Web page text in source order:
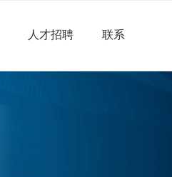
人才招聘 联系